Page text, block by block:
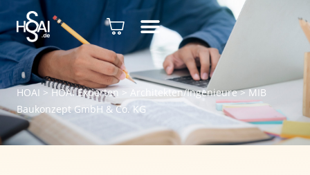
HOAI > HOAI Experten> Architekten/Ingenieure>MIB
Baukonzept GmbH & Co. KG